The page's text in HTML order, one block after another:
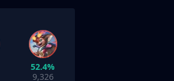
52.4%
9,326